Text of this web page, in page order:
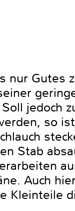
nur Gutes
jedoch
so
Stab
Auch
Kleinteile